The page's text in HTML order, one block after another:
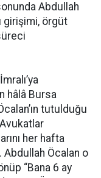
Abdullah
girişimi, örgüt
hâlâ Bursa
tutulduğu
her hafta
Öcalan o
“Bana 6 ay